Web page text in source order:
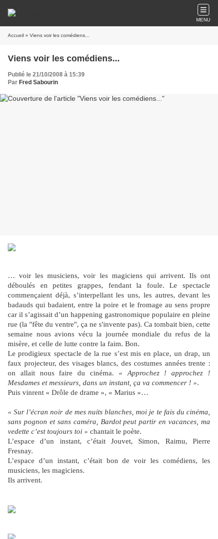
MENU
Accueil » Viens voir les comédiens...
Viens voir les comédiens...
Publié le 21/10/2008 à 15:39
Par Fred Sabourin
… voir les musiciens, voir les magiciens qui arrivent. Ils ont
déboulés en petites grappes, fendant la foule. Le spectacle
commençaient déjà, s’interpellant les uns, les autres, devant les
badauds qui badaient, entre la poire et le fromage au sens propre
car il s’agissait d’un happening gastronomique populaire en pleine
rue (la "fête du ventre", ça ne s'invente pas). Ca tombait bien, cette
semaine nous avions vécu la journée mondiale du refus de la
misère, et celle de lutte contre la faim. Bon.
Le prodigieux spectacle de la rue s’est mis en place, un drap, un
faux projecteur, des visages blancs, des costumes années trente :
on allait nous faire du cinéma. « Approchez ! approchez !
Mesdames et messieurs, dans un instant, ça va commencer ! ».
Puis vinrent « Drôle de drame », « Marius »…
« Sur l’écran noir de mes nuits blanches, moi je te fais du cinéma,
sans pognon et sans caméra, Bardot peut partir en vacances, ma
vedette c’est toujours toi » chantait le poète.
L’espace d’un instant, c’était Jouvet, Simon, Raimu, Pierre
Fresnay.
L’espace d’un instant, c’était bon de voir les comédiens, les
musiciens, les magiciens.
Ils arrivent.